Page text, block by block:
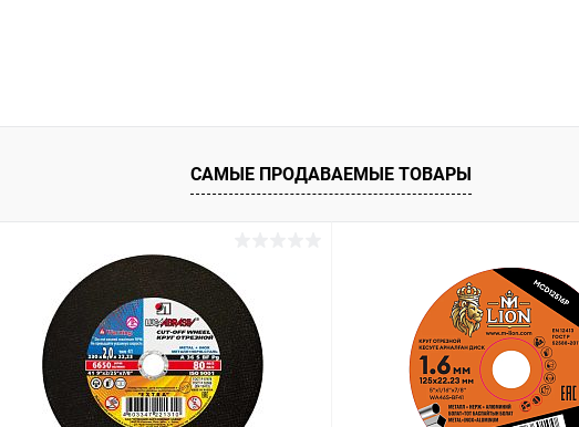
САМЫЕ ПРОДАВАЕМЫЕ ТОВАРЫ